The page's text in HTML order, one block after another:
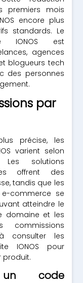
premiers mois
encore plus
standards. Le
IONOS est
agences
blogueurs tech
des personnes
par
précise, les
varient selon
solutions
offrent des
tandis que les
commerce se
atteindre le
domaine et les
consulter les
IONOS pour
produit.
un code